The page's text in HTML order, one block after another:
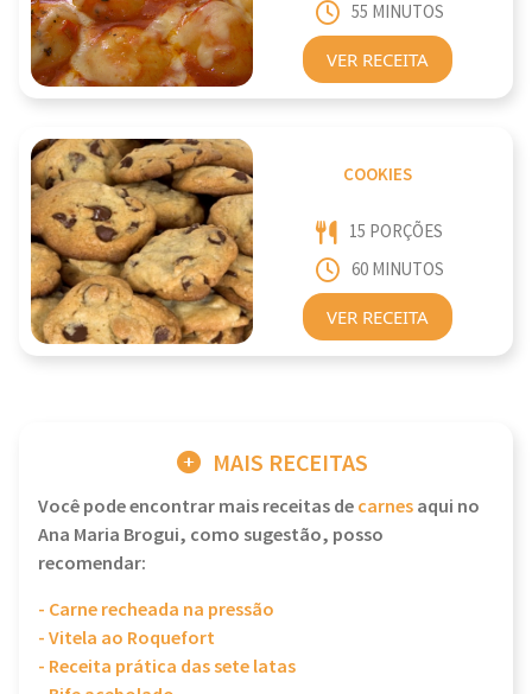
55 MINUTOS
VER RECEITA
COOKIES
15 PORÇÕES
60 MINUTOS
VER RECEITA
MAIS RECEITAS
Você pode encontrar mais receitas decarnesaqui no
Ana Maria Brogui, como sugestão, posso
recomendar:
- Carne recheada na pressão
- Vitela ao Roquefort
- Receita prática das sete latas